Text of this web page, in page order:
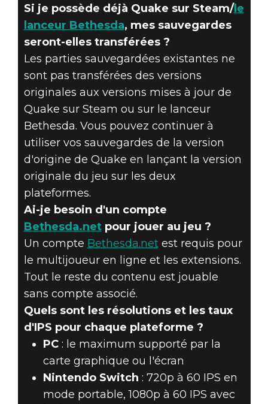
Si je possède déjà Quake sur Steam/le
lanceur Bethesda, mes sauvegardes
seront-elles transférées ?
Les parties sauvegardées existantes ne
sont pas transférées des versions
originales aux versions mises à jour de
Quake sur Steam ou sur le lanceur
Bethesda. Vous pouvez continuer à
utiliser vos sauvegardes de la version
d'origine de Quake en lançant la version
originale du jeu sur les deux
plateformes.
Ai-je besoin d'un compte
Bethesda.netpour jouer au jeu ?
Un compte Bethesda.netest requis pour
le multijoueur en ligne et les extensions.
Tout le reste du contenu est jouable
sans compte associé.
Quels sont les résolutions et les taux
d'IPS pour chaque plateforme ?
PC: le maximum supporté par la
carte graphique ou l'écran
Nintendo Switch : 720p à 60 IPS en
mode portable, 1080p à 60 IPS avec